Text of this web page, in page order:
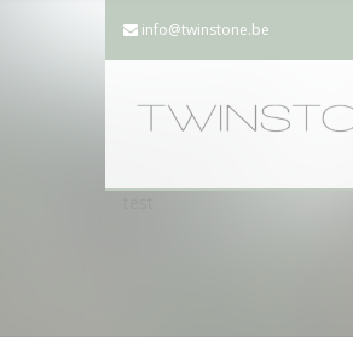
info@twinstone.be